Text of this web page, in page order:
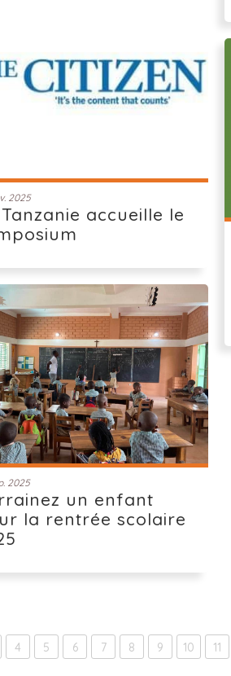
2025
accueille le
2025
un enfant
la rentrée scolaire
4 5 6 7 8 9 10 11